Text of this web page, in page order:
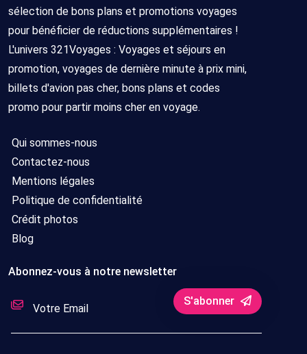
sélection de bons plans et promotions voyages
pour bénéficier de réductions supplémentaires !
L'univers 321Voyages : Voyages et séjours en
promotion, voyages de dernière minute à prix mini,
billets d'avion pas cher, bons plans et codes
promo pour partir moins cher en voyage.
Qui sommes-nous
Contactez-nous
Mentions légales
Politique de confidentialité
Crédit photos
Blog
Abonnez-vous à notre newsletter
S'abonner